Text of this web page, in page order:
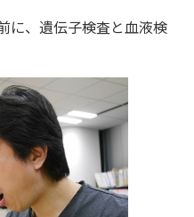
に、遺伝子検査と血液検